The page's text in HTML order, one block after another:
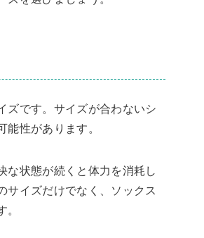
ズです。サイズが合わないシ
能性があります。
な状態が続くと体力を消耗し
サイズだけでなく、ソックス
。